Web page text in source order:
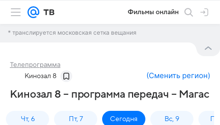
Фильмы онлайн
* транслируется московская сетка вещания
Телепрограмма
Кинозал 8 (Сменить регион)
Кинозал 8 – программа передач – Магас
Чт, 6 Пт, 7 Сегодня Вс, 9